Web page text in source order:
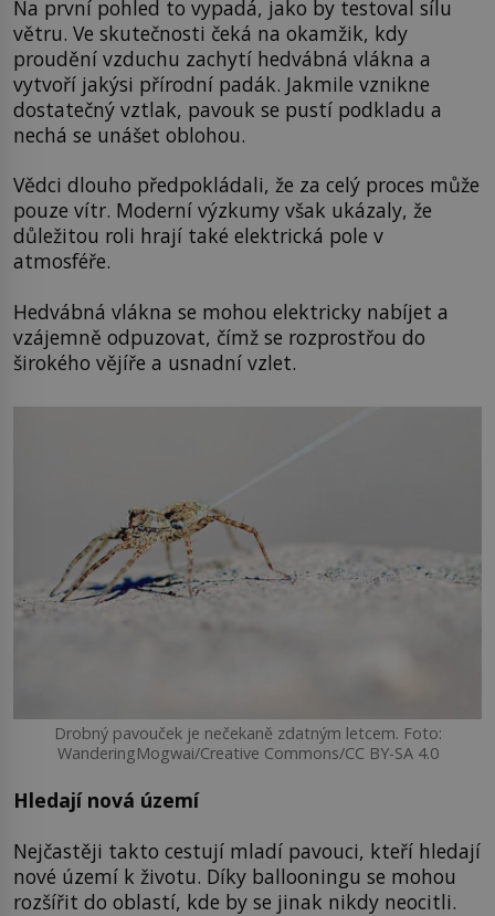
Na první pohled to vypadá, jako by testoval sílu
větru. Ve skutečnosti čeká na okamžik, kdy
proudění vzduchu zachytí hedvábná vlákna a
vytvoří jakýsi přírodní padák. Jakmile vznikne
dostatečný vztlak, pavouk se pustí podkladu a
nechá se unášet oblohou.
Vědci dlouho předpokládali, že za celý proces může
pouze vítr. Moderní výzkumy však ukázaly, že
důležitou roli hrají také elektrická pole v
atmosféře.
Hedvábná vlákna se mohou elektricky nabíjet a
vzájemně odpuzovat, čímž se rozprostřou do
širokého vějíře a usnadní vzlet.
Drobný pavouček je nečekaně zdatným letcem. Foto:
WanderingMogwai/Creative Commons/CC BY-SA 4.0
Hledají nová území
Nejčastěji takto cestují mladí pavouci, kteří hledají
nové území k životu. Díky ballooningu se mohou
rozšířit do oblastí, kde by se jinak nikdy neocitli.